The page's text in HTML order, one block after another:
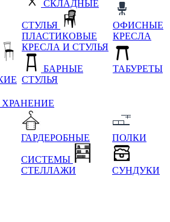
СКЛАДНЫЕ
СТУЛЬЯ
ПЛАСТИКОВЫЕ
КРЕСЛА И СТУЛЬЯ
БАРНЫЕ
СТУЛЬЯ
ОФИСНЫЕ
КРЕСЛА
ТАБУРЕТЫ
ГАРДЕРОБНЫЕ
СИСТЕМЫ
СТЕЛЛАЖИ
ПОЛКИ
СУНДУКИ